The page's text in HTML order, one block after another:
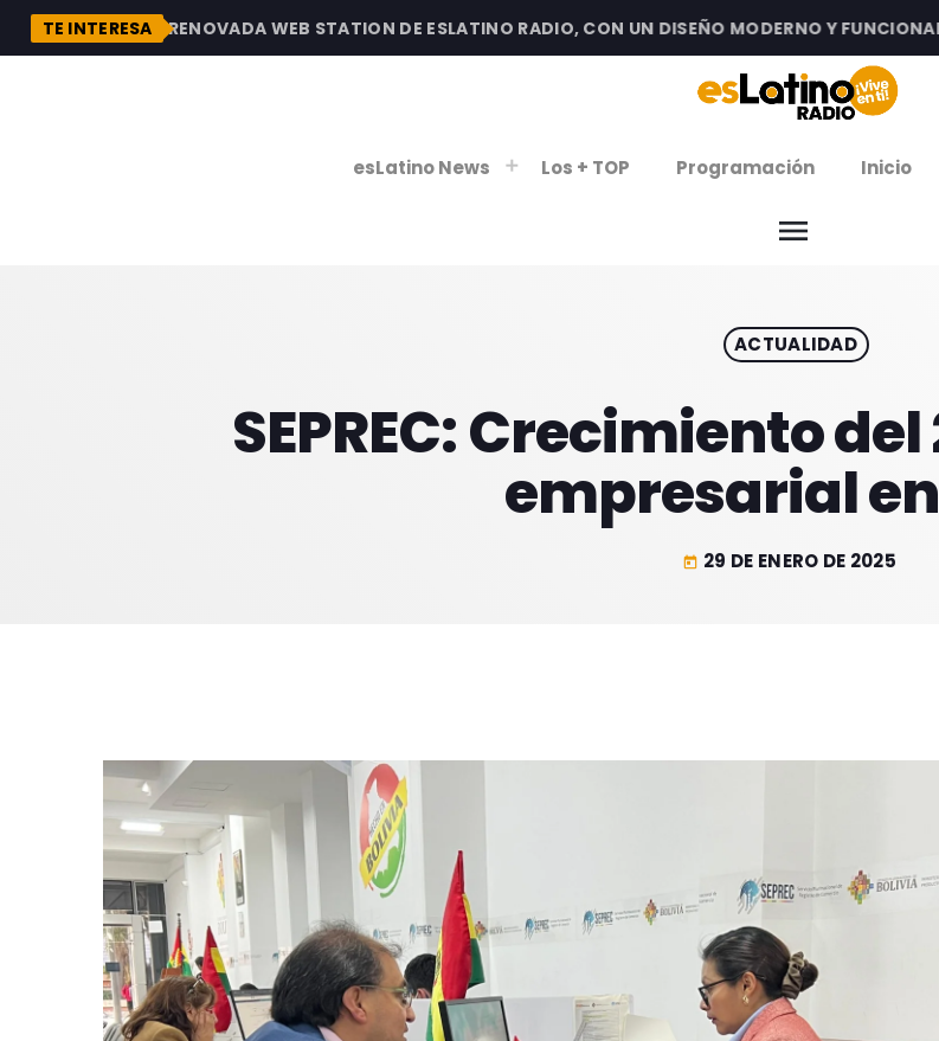
TE INTERESA
DESCUBRE LA RENOVADA WEB STATION DE ESLATINO RADIO, CON UN DISEÑO MODERNO Y
esLatino News Los + TOP Programación Inicio
menu
PROGRAMACIÓN
ACTUALIDAD
SEPREC: Crecimiento
empresarial
today 29 DE ENERO DE 2025